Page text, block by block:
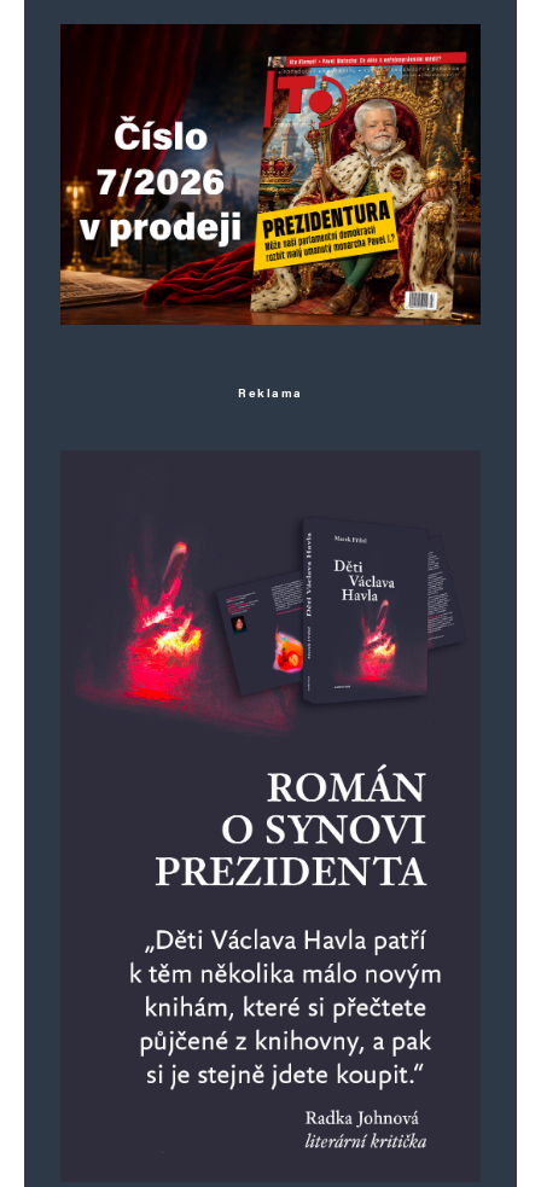
a chtivosti. 🤢
Napsat komentář
Vaše e-mailová adresa nebude zveřejněna.Vyžadované informace jsou
označeny*
Komentář*
Webová stránka
Informujte mě o nových komentářích e-mailem.
Alternative:
Reklama